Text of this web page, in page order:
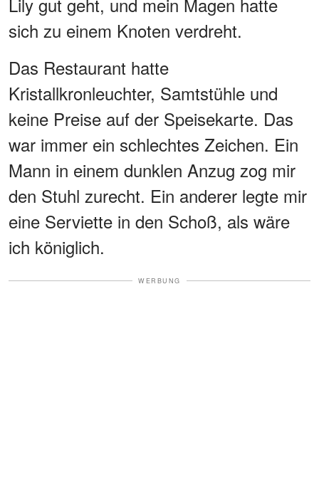
sich zu einem Knoten verdreht.
Das Restaurant hatte
Kristallkronleuchter, Samtstühle und
keine Preise auf der Speisekarte. Das
war immer ein schlechtes Zeichen. Ein
Mann in einem dunklen Anzug zog mir
den Stuhl zurecht. Ein anderer legte mir
eine Serviette in den Schoß, als wäre
ich königlich.
WERBUNG